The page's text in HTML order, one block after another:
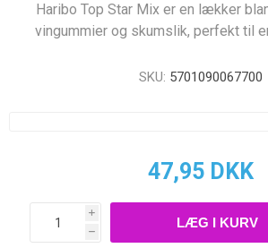
Haribo Top Star Mix er en lækker
vingummier og skumslik, perfekt til
SKU: 5701090067700
47,95 DKK
i
h